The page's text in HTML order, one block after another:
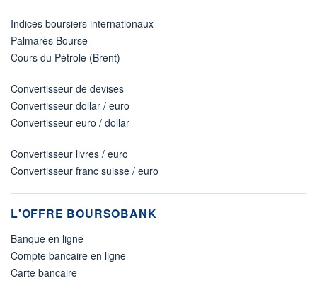
Indices boursiers internationaux
Palmarès Bourse
Cours du Pétrole (Brent)
Convertisseur de devises
Convertisseur dollar / euro
Convertisseur euro / dollar
Convertisseur livres / euro
Convertisseur franc suisse / euro
L'OFFRE BOURSOBANK
Banque en ligne
Compte bancaire en ligne
Carte bancaire